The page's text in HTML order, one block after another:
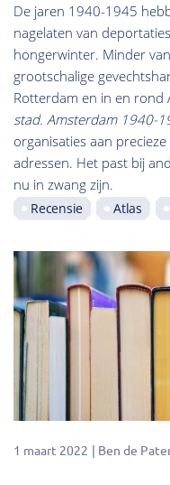
De jaren 1940-1945
nagelaten van
hongerwinter. Minder
grootschalige
Rotterdam en in en rond
stad. Amsterdam 1940-
organisaties aan
adressen. Het past bij
nu in zwang zijn.
Recensie Atlas
1 maart 2022 Ben de